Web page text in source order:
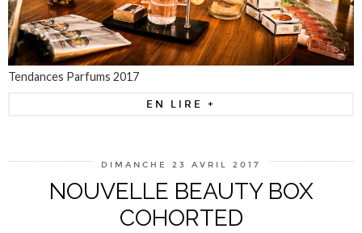
Tendances Parfums 2017
EN LIRE +
DIMANCHE 23 AVRIL 2017
NOUVELLE BEAUTY BOX
COHORTED